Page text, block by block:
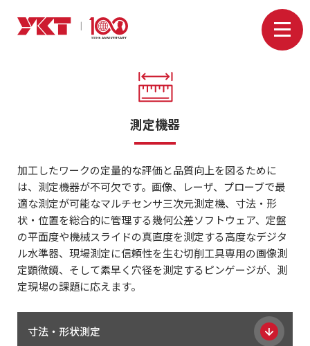
測定機器
加工したワークの定量的な評価と品質向上を図るために
は、測定機器が不可欠です。画像、レーザ、プローブで最
適な測定が可能なマルチセンサ三次元測定機、寸法・形
状・位置を総合的に管理する幾何公差ソフトウェア、定盤
の平面度や機械スライドの真直度を測定する高度なデジタ
ル水準器、現場測定に信頼性を生む切削工具専用の画像測
定顕微鏡、そして素早く穴径を測定するピンゲージが、測
定現場の課題に応えます。
寸法・形状測定